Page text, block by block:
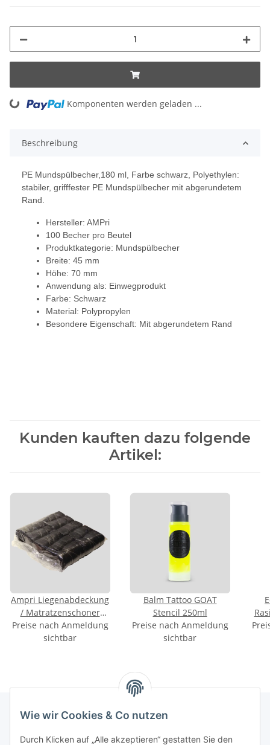
Loading... Komponenten werden geladen ...
Beschreibung
PE Mundspülbecher,180 ml, Farbe schwarz, Polyethylen:
stabiler, grifffester PE Mundspülbecher mit abgerundetem
Rand.
Hersteller: AMPri
100 Becher pro Beutel
Produktkategorie: Mundspülbecher
Breite: 45 mm
Höhe: 70 mm
Anwendung als: Einwegprodukt
Farbe: Schwarz
Material: Polypropylen
Besondere Eigenschaft: Mit abgerundetem Rand
Kunden kauften dazu folgende
Artikel:
Ampri Liegenabdeckung
/ Matratzenschoner
schwarz 10Stk
Preise nach Anmeldung
sichtbar
Balm Tattoo GOAT
Stencil 250ml
Preise nach Anmeldung
sichtbar
INFORMATIONEN
Wie wir Cookies & Co nutzen
Durch Klicken auf „Alle akzeptieren“ gestatten Sie den